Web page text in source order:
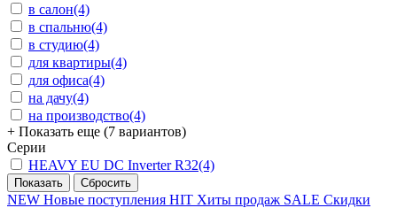
в салон(4)
в спальню(4)
в студию(4)
для квартиры(4)
для офиса(4)
на дачу(4)
на производство(4)
+ Показать еще (7 вариантов)
Серии
HEAVY EU DC Inverter R32(4)
NEW Новые поступления HIT Хиты продаж SALE Скидки